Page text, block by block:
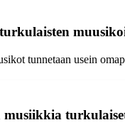
tunnetaan usein